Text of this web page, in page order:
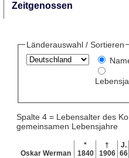
Zeitgenossen
Länderauswahl / Sortieren
Spalte 4 = Lebensalter des
gemeinsamen Lebensjahre
Oskar Werman
*
1840
†
1906
J.
66